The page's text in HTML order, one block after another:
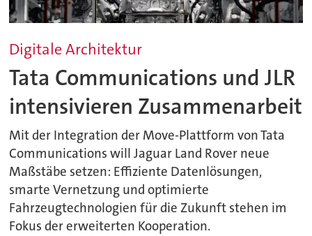
Digitale Architektur
Tata Communications und JLR
intensivieren Zusammenarbeit
Mit der Integration der Move-Plattform von Tata
Communications will Jaguar Land Rover neue
Maßstäbe setzen: Effiziente Datenlösungen,
smarte Vernetzung und optimierte
Fahrzeugtechnologien für die Zukunft stehen im
Fokus der erweiterten Kooperation.